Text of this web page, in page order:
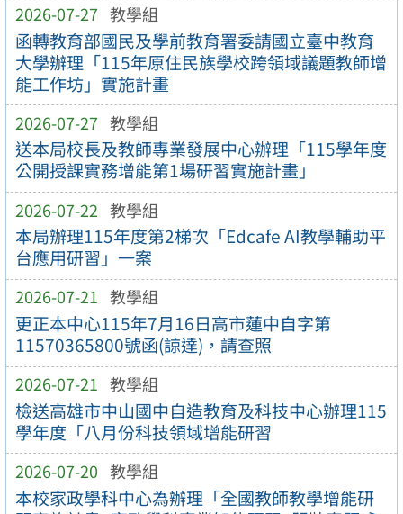
2026-07-27 教學組
函轉教育部國民及學前教育署委請國立臺中教育
大學辦理「115年原住民族學校跨領域議題教師增
能工作坊」實施計畫
2026-07-27 教學組
送本局校長及教師專業發展中心辦理「115學年度
公開授課實務增能第1場研習實施計畫」
2026-07-22 教學組
本局辦理115年度第2梯次「Edcafe AI教學輔助平
台應用研習」一案
2026-07-21 教學組
更正本中心115年7月16日高市蓮中自字第
11570365800號函(諒達)，請查照
2026-07-21 教學組
檢送高雄市中山國中自造教育及科技中心辦理115
學年度「八月份科技領域增能研習
2026-07-20 教學組
本校家政學科中心為辦理「全國教師教學增能研